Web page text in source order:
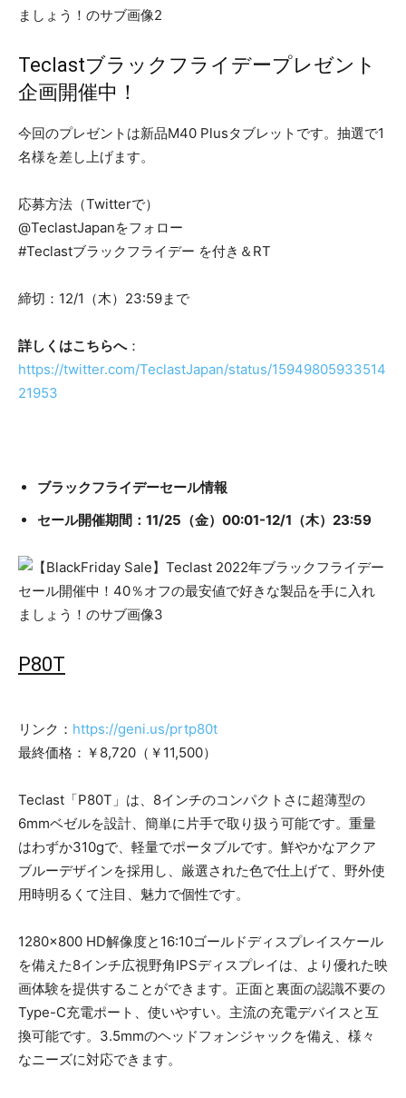
Teclastブラックフライデープレゼント
企画開催中！
今回のプレゼントは新品M40 Plusタブレットです。抽選で1
名様を差し上げます。
応募方法（Twitterで）
@TeclastJapanをフォロー
#Teclastブラックフライデー を付き＆RT
締切：12/1（木）23:59まで
詳しくはこちらへ：
https://twitter.com/TeclastJapan/status/15949805933514
21953
ブラックフライデーセール情報
セール開催期間：11/25（金）00:01-12/1（木）23:59
P80T
リンク： https://geni.us/prtp80t
最終価格：￥8,720（￥11,500）
Teclast「P80T」は、8インチのコンパクトさに超薄型の
6mmベゼルを設計、簡単に片手で取り扱う可能です。重量
はわずか310gで、軽量でポータブルです。鮮やかなアクア
ブルーデザインを採用し、厳選された色で仕上げて、野外使
用時明るくて注目、魅力で個性です。
1280×800 HD解像度と16:10ゴールドディスプレイスケール
を備えた8インチ広視野角IPSディスプレイは、より優れた映
画体験を提供することができます。正面と裏面の認識不要の
Type-C充電ポート、使いやすい。主流の充電デバイスと互
換可能です。3.5mmのヘッドフォンジャックを備え、様々
なニーズに対応できます。